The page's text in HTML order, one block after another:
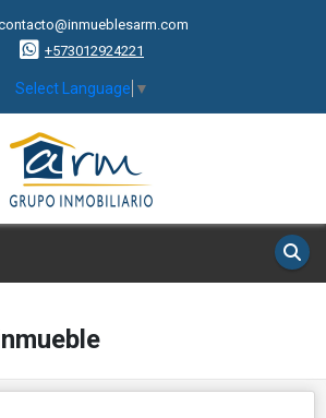
+573012924221
Select Language ▼